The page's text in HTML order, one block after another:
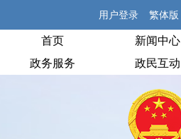
用户登录 繁体版
首页 新闻中心
政务服务
政民互动